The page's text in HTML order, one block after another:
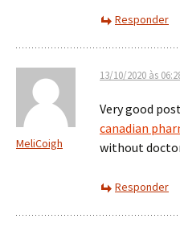
Responder
MeliCoigh
13/10/2020 às
Very good
canadian
without
Responder